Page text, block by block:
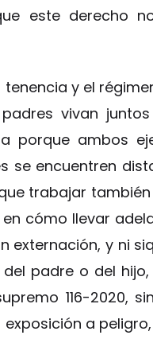
este derecho
y el
vivan
porque ambos
se encuentren
trabajar
cómo llevar
externación, y ni
padre o del
116-2020,
a